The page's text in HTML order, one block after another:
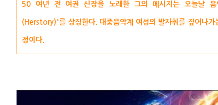
50 여년 전 여권 신장을 노래한 그의 메시지는 오늘날 음
(Herstory)'를 상징한다. 대중음악계 여성의 발자취를 짚어나가
정이다.